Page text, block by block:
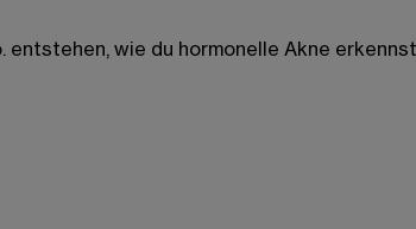
entstehen, wie du hormonelle Akne